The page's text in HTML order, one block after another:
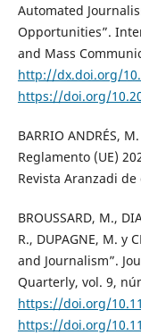
Automated
Opportunities”.
and Mass
http://dx.doi.org/
https://doi.org/
BARRIO ANDRÉS,
Reglamento (UE)
Revista Aranzadi
BROUSSARD, M.,
R., DUPAGNE, M. y
and Journalism”.
Quarterly, vol. 9,
https://doi.org/
https://doi.org/